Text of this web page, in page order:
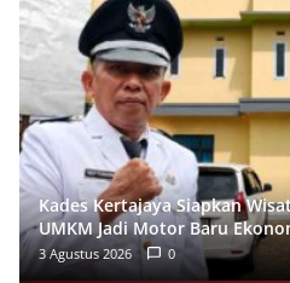
Kades Kertajaya Siapkan
UMKM Jadi Motor Baru
3 Agustus 2026 0